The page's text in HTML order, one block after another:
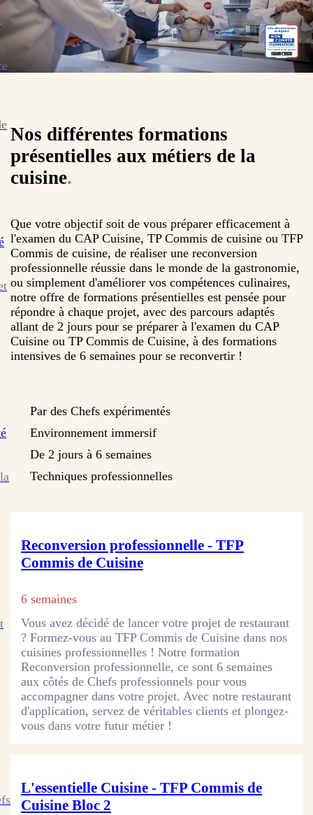
Nos différentes formations
présentielles aux métiers de la
cuisine.
Que votre objectif soit de vous préparer efficacement à
l'examen du CAP Cuisine, TP Commis de cuisine ou TFP
Commis de cuisine, de réaliser une reconversion
professionnelle réussie dans le monde de la gastronomie,
ou simplement d'améliorer vos compétences culinaires,
notre offre de formations présentielles est pensée pour
répondre à chaque projet, avec des parcours adaptés
allant de 2 jours pour se préparer à l'examen du CAP
Cuisine ou TP Commis de Cuisine, à des formations
intensives de 6 semaines pour se reconvertir !
Par des Chefs expérimentés
Environnement immersif
De 2 jours à 6 semaines
Techniques professionnelles
Reconversion professionnelle - TFP
Commis de Cuisine
6 semaines
Vous avez décidé de lancer votre projet de restaurant
? Formez-vous au TFP Commis de Cuisine dans nos
cuisines professionnelles ! Notre formation
Reconversion professionnelle, ce sont 6 semaines
aux côtés de Chefs professionnels pour vous
accompagner dans votre projet. Avec notre restaurant
d'application, servez de véritables clients et plongez-
vous dans votre futur métier !
L'essentielle Cuisine - TFP Commis de
Cuisine Bloc 2